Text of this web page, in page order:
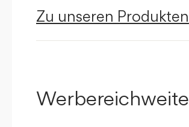
Zu unseren Produkten